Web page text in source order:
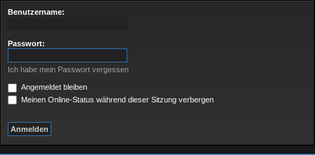
Benutzername:
Passwort:
Ich habe mein Passwort vergessen
Angemeldet bleiben
Meinen Online-Status während dieser Sitzung verbergen